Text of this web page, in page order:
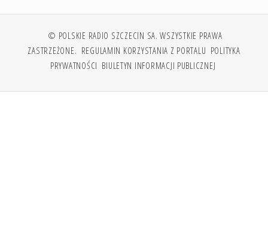
© POLSKIE RADIO SZCZECIN SA. WSZYSTKIE PRAWA
ZASTRZEŻONE. REGULAMIN KORZYSTANIA Z PORTALU POLITYKA
PRYWATNOŚCI BIULETYN INFORMACJI PUBLICZNEJ